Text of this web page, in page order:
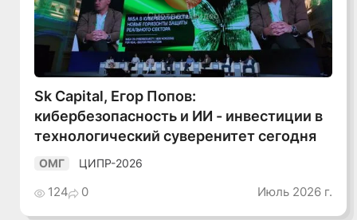
Смотреть видео
Sk Capital, Егор Попов:
кибербезопасность и ИИ - инвестиции в
технологический суверенитет сегодня
ОМГ ЦИПР-2026
124 0 Июль 2026 г.